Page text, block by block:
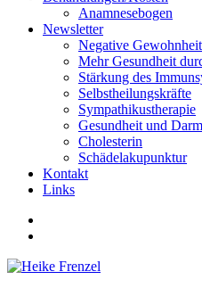
Anamnesebogen
Newsletter
Negative
Mehr Gesundheit
Stärkung des
Selbstheilungskräfte
Sympathikustherapie
Gesundheit und Darm
Cholesterin
Schädelakupunktur
Kontakt
Links